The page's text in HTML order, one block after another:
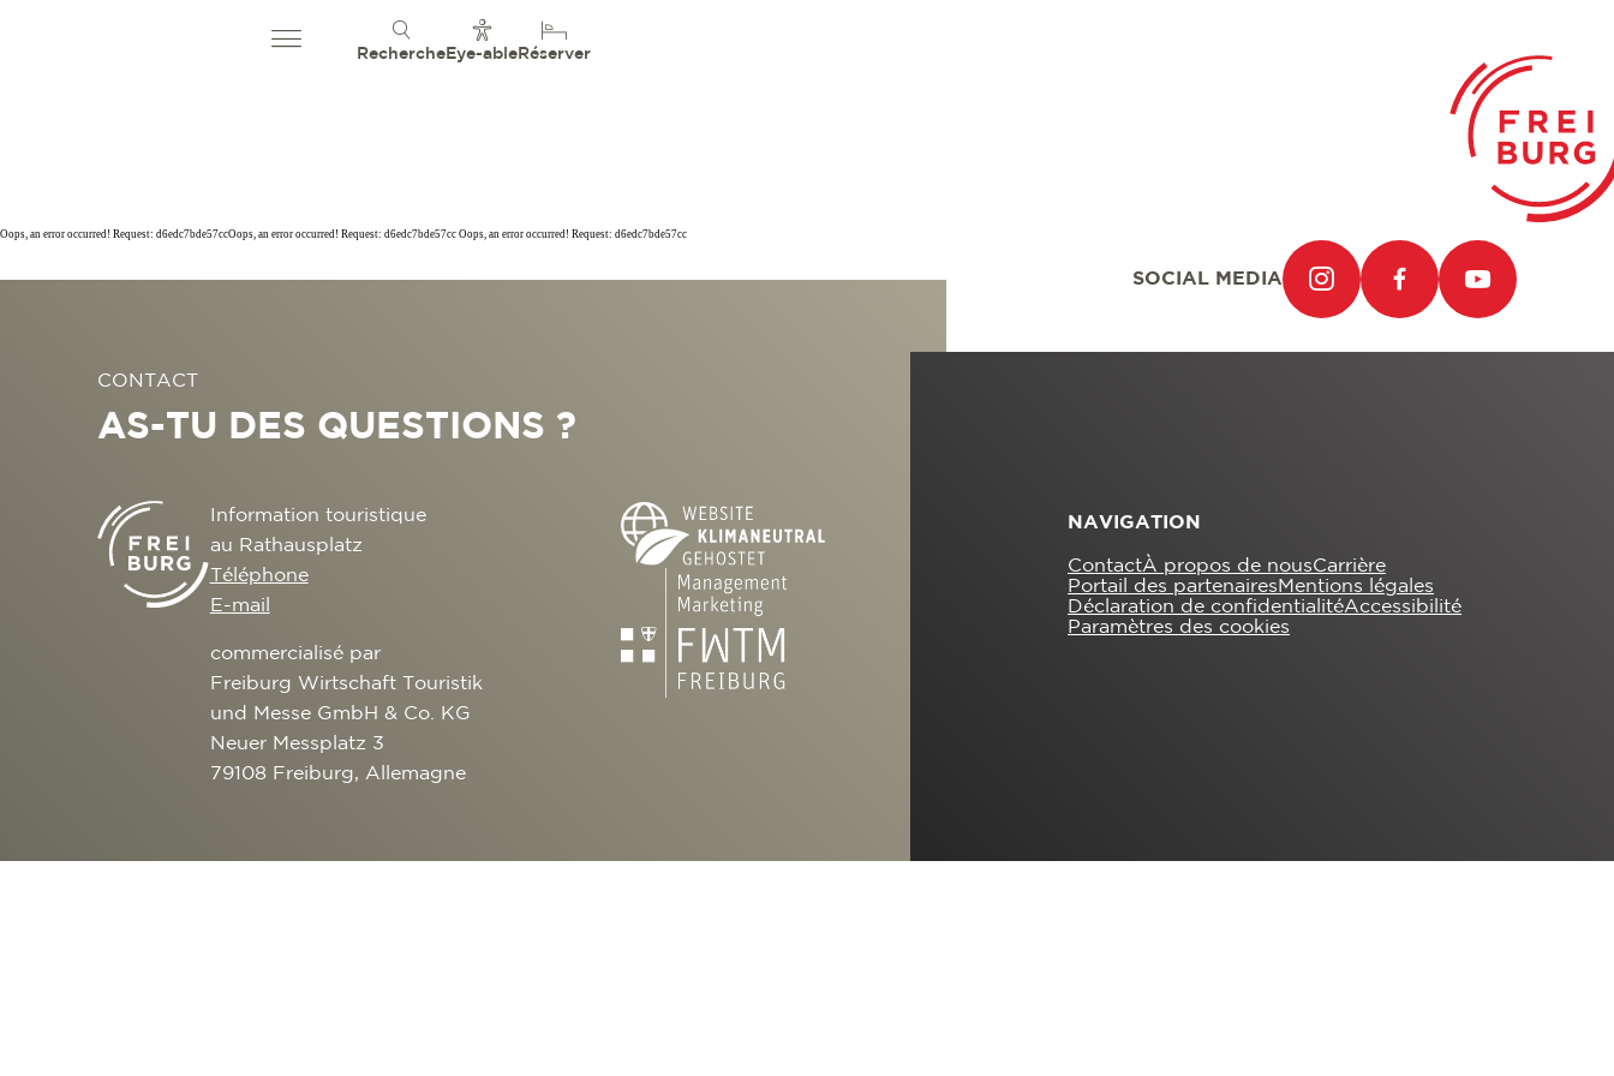
Recherche Eye-able Réserver
Oops, an error occurred! Request: d6edc7bde57ccOops, an error occurred! Request: d6edc7bde57cc Oops, an error occurred! Request: d6edc7bde57cc
SOCIAL MEDIA
CONTACT
AS-TU DES QUESTIONS ?
Information touristique
au Rathausplatz
Téléphone
E-mail
commercialisé par
Freiburg Wirtschaft Touristik
und Messe GmbH & Co. KG
Neuer Messplatz 3
79108 Freiburg, Allemagne
NAVIGATION
ContactÀ propos de nousCarrière
Portail des partenaires Mentions légales
Déclaration de confidentialitéAccessibilité
Paramètres des cookies